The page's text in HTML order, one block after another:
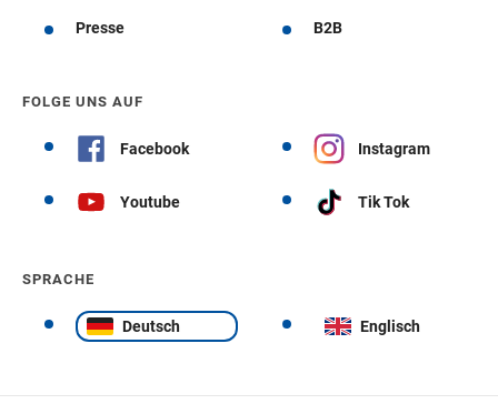
Presse B2B
FOLGE UNS AUF
Facebook Instagram
Youtube Tik Tok
SPRACHE
Deutsch Englisch